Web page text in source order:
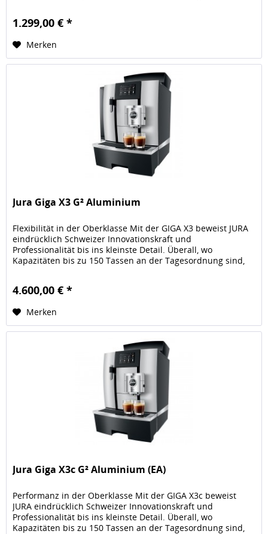
1.299,00 € *
Merken
Jura Giga X3 G² Aluminium
Flexibilität in der Oberklasse Mit der GIGA X3 beweist JURA
eindrücklich Schweizer Innovationskraft und
Professionalität bis ins kleinste Detail. Überall, wo
Kapazitäten bis zu 150 Tassen an der Tagesordnung sind,
4.600,00 € *
Merken
Jura Giga X3c G² Aluminium (EA)
Performanz in der Oberklasse Mit der GIGA X3c beweist
JURA eindrücklich Schweizer Innovationskraft und
Professionalität bis ins kleinste Detail. Überall, wo
Kapazitäten bis zu 150 Tassen an der Tagesordnung sind,